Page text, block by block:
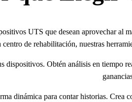
UTS que desean aprovechar
de rehabilitación, nuestras
dispositivos. Obtén análisis en
dinámica para contar historias. Crea